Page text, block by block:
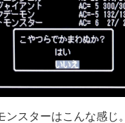
ンスターはこんな感じ。